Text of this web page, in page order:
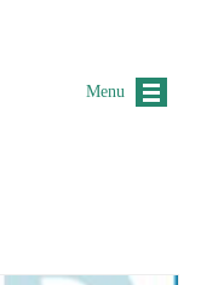
Menu